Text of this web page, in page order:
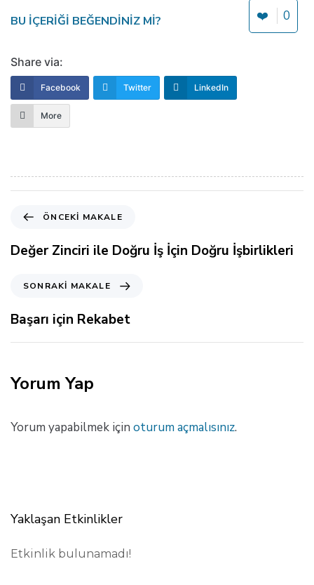
BU IÇERIĞI BEĞENDINIZ MI? ❤️ 0
Share via:
Facebook Twitter LinkedIn
More
c
e
a
k
l
e
ÖNCEKI MAKALE
Değer Zinciri ile Doğru İş İçin Doğru İşbirlikleri
n
r
a
i
M
k
SONRAKI MAKALE
Başarı için Rekabet
Yorum Yap
Yorum yapabilmek için oturum açmalısınız.
Yaklaşan Etkinlikler
Etkinlik bulunamadı!